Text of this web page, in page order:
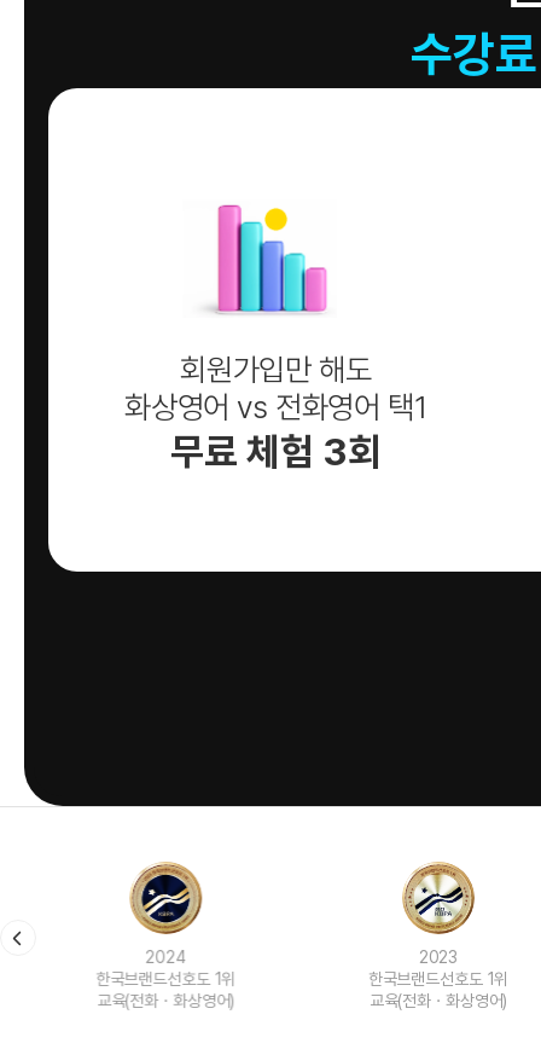
수강
회원가입만 해도
화상영어 vs 전화영어 택1
무료 체험 3회
2024
한국브랜드선호도 1위
교육(전화ㆍ화상영어)
2023
한국브랜드선호도 1위
교육(전화ㆍ화상영어)